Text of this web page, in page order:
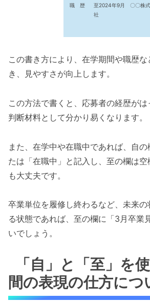
職 歴
至2024年9月 〇〇株
社
この書き方により、在学期間や職歴
き、見やすさが向上します。
この方法で書くと、応募者の経歴が
判断材料として分かり易くなります。
また、在学中や在職中であれば、自
たは「在職中」と記入し、至の欄は
も大丈夫です。
卒業単位を履修し終わるなど、未来
る状態であれば、至の欄に「3月卒業
いでしょう。
「自」と「至」を
間の表現の仕方につ